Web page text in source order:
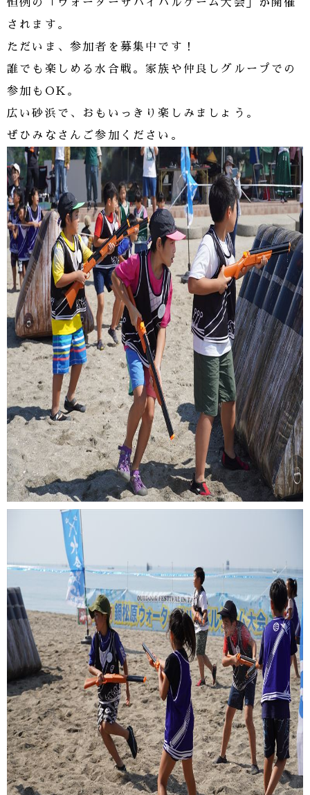
恒例の「ウォーターサバイバルゲーム大会」が開催
されます。
ただいま、参加者を募集中です！
誰でも楽しめる水合戦。家族や仲良しグループでの
参加もOK。
広い砂浜で、おもいっきり楽しみましょう。
ぜひみなさんご参加ください。